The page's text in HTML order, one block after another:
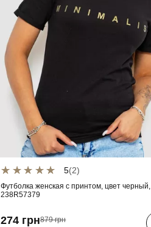
5(2)
Футболка женская с принтом, цвет черный,
238R57379
274 грн879 грн